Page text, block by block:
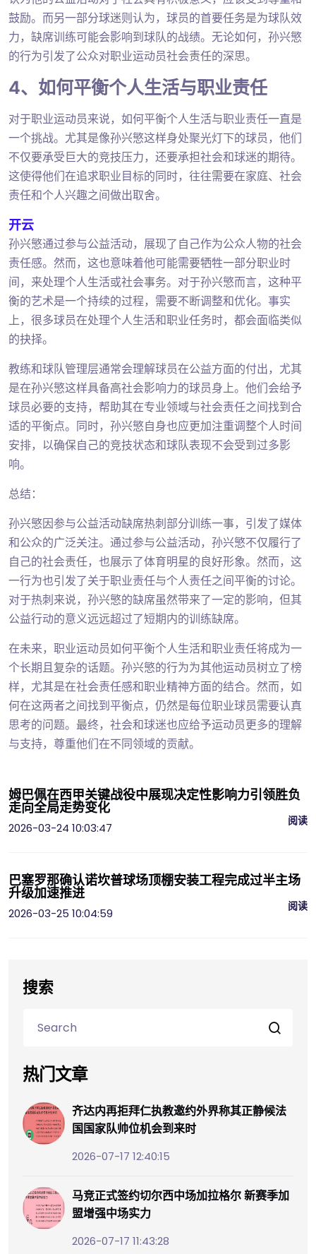
鼓励。而另一部分球迷则认为，球员的首要任务是为球队效
力，缺席训练可能会影响到球队的战绩。无论如何，孙兴慜
的行为引发了公众对职业运动员社会责任的深思。
4、如何平衡个人生活与职业责任
对于职业运动员来说，如何平衡个人生活与职业责任一直是
一个挑战。尤其是像孙兴慜这样身处聚光灯下的球员，他们
不仅要承受巨大的竞技压力，还要承担社会和球迷的期待。
这使得他们在追求职业目标的同时，往往需要在家庭、社会
责任和个人兴趣之间做出取舍。
开云
孙兴慜通过参与公益活动，展现了自己作为公众人物的社会
责任感。然而，这也意味着他可能需要牺牲一部分职业时
间，来处理个人生活或社会事务。对于孙兴慜而言，这种平
衡的艺术是一个持续的过程，需要不断调整和优化。事实
上，很多球员在处理个人生活和职业任务时，都会面临类似
的抉择。
教练和球队管理层通常会理解球员在公益方面的付出，尤其
是在孙兴慜这样具备高社会影响力的球员身上。他们会给予
球员必要的支持，帮助其在专业领域与社会责任之间找到合
适的平衡点。同时，孙兴慜自身也应更加注重调整个人时间
安排，以确保自己的竞技状态和球队表现不会受到过多影
响。
总结：
孙兴慜因参与公益活动缺席热刺部分训练一事，引发了媒体
和公众的广泛关注。通过参与公益活动，孙兴慜不仅履行了
自己的社会责任，也展示了体育明星的良好形象。然而，这
一行为也引发了关于职业责任与个人责任之间平衡的讨论。
对于热刺来说，孙兴慜的缺席虽然带来了一定的影响，但其
公益行动的意义远远超过了短期内的训练缺席。
在未来，职业运动员如何平衡个人生活和职业责任将成为一
个长期且复杂的话题。孙兴慜的行为为其他运动员树立了榜
样，尤其是在社会责任感和职业精神方面的结合。然而，如
何在这两者之间找到平衡点，仍然是每位职业球员需要认真
思考的问题。最终，社会和球迷也应给予运动员更多的理解
与支持，尊重他们在不同领域的贡献。
姆巴佩在西甲关键战役中展现决定性影响力引领胜负
走向全局走势变化
2026-03-24 10:03:47
阅读
巴塞罗那确认诺坎普球场顶棚安装工程完成过半主场
升级加速推进
2026-03-25 10:04:59
阅读
搜索
热门文章
齐达内再拒拜仁执教邀约外界称其正静候法
国国家队帅位机会到来时
2026-07-17 12:40:15
马竞正式签约切尔西中场加拉格尔 新赛季加
盟增强中场实力
2026-07-17 11:43:28